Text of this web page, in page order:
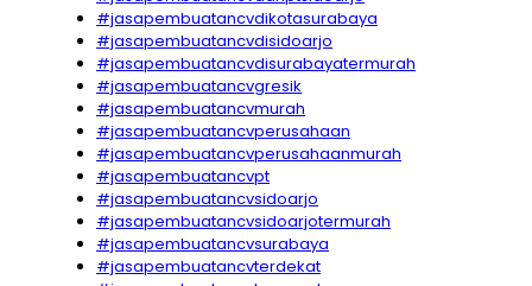
#jasapembuatancvdikotasurabaya
#jasapembuatancvdisidoarjo
#jasapembuatancvdisurabayatermurah
#jasapembuatancvgresik
#jasapembuatancvmurah
#jasapembuatancvperusahaan
#jasapembuatancvperusahaanmurah
#jasapembuatancvpt
#jasapembuatancvsidoarjo
#jasapembuatancvsidoarjotermurah
#jasapembuatancvsurabaya
#jasapembuatancvterdekat